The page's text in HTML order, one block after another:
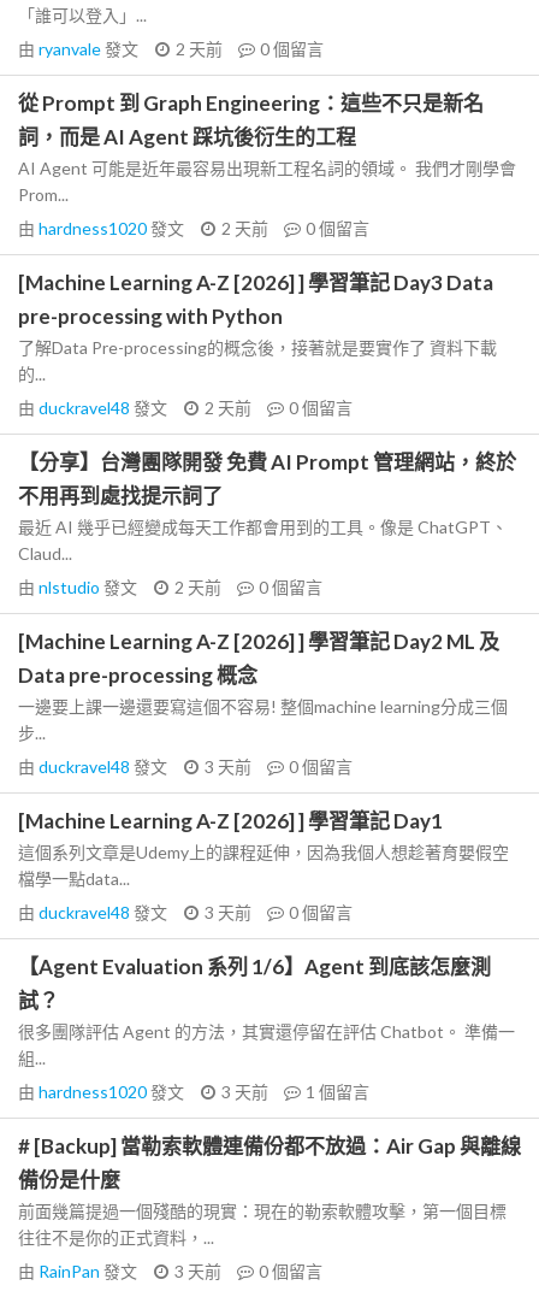
「誰可以登入」...
由 ryanvale發文 2 天前 0個留言
從 Prompt 到 Graph Engineering：這些不只是新名
詞，而是 AI Agent 踩坑後衍生的工程
AI Agent 可能是近年最容易出現新工程名詞的領域。 我們才剛學會
Prom...
由 hardness1020發文 2 天前 0個留言
[Machine Learning A-Z [2026] ] 學習筆記 Day3 Data
pre-processing with Python
了解Data Pre-processing的概念後，接著就是要實作了 資料下載
的...
由 duckravel48 發文 2 天前 0個留言
【分享】台灣團隊開發 免費 AI Prompt 管理網站，終於
不用再到處找提示詞了
最近 AI 幾乎已經變成每天工作都會用到的工具。像是 ChatGPT、
Claud...
由 nlstudio 發文 2 天前 0個留言
[Machine Learning A-Z [2026] ] 學習筆記 Day2 ML 及
Data pre-processing 概念
一邊要上課一邊還要寫這個不容易! 整個machine learning分成三個
步...
由 duckravel48 發文 3 天前 0個留言
[Machine Learning A-Z [2026] ] 學習筆記 Day1
這個系列文章是Udemy上的課程延伸，因為我個人想趁著育嬰假空
檔學一點data...
由 duckravel48 發文 3 天前 0個留言
【Agent Evaluation 系列 1/6】Agent 到底該怎麼測
試？
很多團隊評估 Agent 的方法，其實還停留在評估 Chatbot。 準備一
組...
由 hardness1020發文 3 天前 1 個留言
# [Backup] 當勒索軟體連備份都不放過：Air Gap 與離線
備份是什麼
前面幾篇提過一個殘酷的現實：現在的勒索軟體攻擊，第一個目標
往往不是你的正式資料，...
由 RainPan 發文 3 天前 0個留言